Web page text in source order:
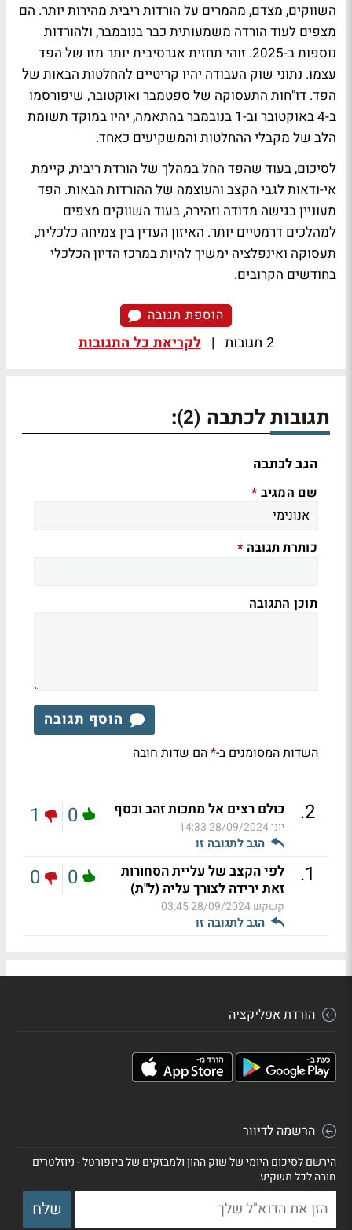
השווקים, מצדם, מהמרים על הורדות ריבית מהירות יותר. הם
מצפים לעוד הורדה משמעותית כבר בנובמבר, ולהורדות
נוספות ב-2025. זוהי תחזית אגרסיבית יותר מזו של הפד
עצמו. נתוני שוק העבודה יהיו קריטיים להחלטות הבאות של
הפד. דו"חות התעסוקה של ספטמבר ואוקטובר, שיפורסמו
ב-4 באוקטובר וב-1 בנובמבר בהתאמה, יהיו במוקד תשומת
הלב של מקבלי ההחלטות והמשקיעים כאחד.
לסיכום, בעוד שהפד החל במהלך של הורדת ריבית, קיימת
אי-ודאות לגבי הקצב והעוצמה של ההורדות הבאות. הפד
מעוניין בגישה מדודה וזהירה, בעוד השווקים מצפים
למהלכים דרמטיים יותר. האיזון העדין בין צמיחה כלכלית,
תעסוקה ואינפלציה ימשיך להיות במרכז הדיון הכלכלי
בחודשים הקרובים.
הוספת תגובה
2 תגובות | לקריאת כל התגובות
תגובות לכתבה (2)
:
הגב לכתבה
שם המגיב *
כותרת תגובה *
תוכן התגובה
הוסף תגובה
השדות המסומנים ב-*הם שדות חובה
2
. כולם רצים אל מתכות זהב וכסף
יוני28/09/2024 14:33
הגב לתגובה זו
0
1
1
.
לפי הקצב של עליית הסחורות
זאת ירידה לצורך עליה (ל"ת)
קשקש28/09/2024 03:45
הגב לתגובה זו
0
0
הורדת אפליקציה
הרשמה לדיוור
הירשם לסיכום היומי של שוק ההון ולמבזקים של ביזפורטל - ניוזלטרים
חובה לכל משקיע